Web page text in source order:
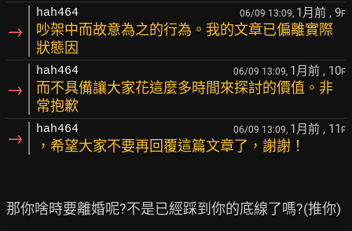
→
hah464 06/09 13:09, 1月前 , 9F
吵架中而故意為之的行為。我的文章已偏離實際
狀態因
→
hah464 06/09 13:09, 1月前 , 10F
而不具備讓大家花這麼多時間來探討的價值。非
常抱歉
→ hah464 06/09 13:09, 1月前 , 11 F
，希望大家不要再回覆這篇文章了，謝謝！
那你啥時要離婚呢?不是已經踩到你的底線了嗎?(推你)